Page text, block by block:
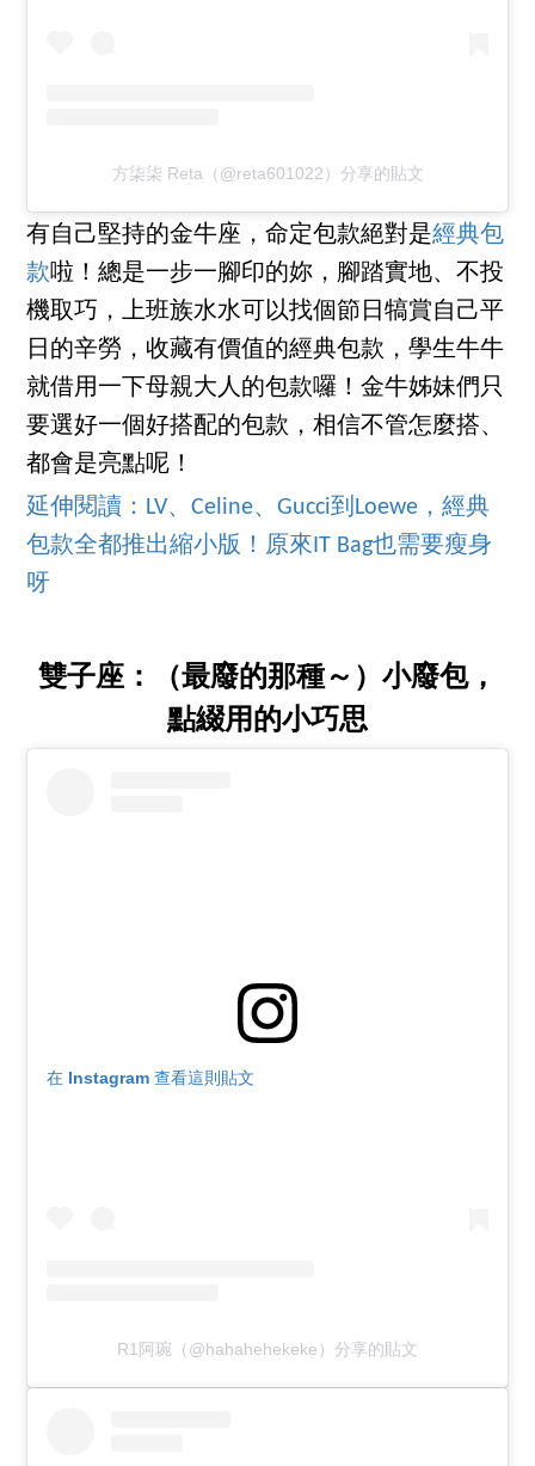
方柒柒 Reta（@reta601022）分享的貼文
有自己堅持的金牛座，命定包款絕對是經典包
款啦！總是一步一腳印的妳，腳踏實地、不投
機取巧，上班族水水可以找個節日犒賞自己平
日的辛勞，收藏有價值的經典包款，學生牛牛
就借用一下母親大人的包款囉！金牛姊妹們只
要選好一個好搭配的包款，相信不管怎麼搭、
都會是亮點呢！
延伸閱讀：LV、Celine、Gucci到Loewe，經典
包款全都推出縮小版！原來IT Bag也需要瘦身
呀
雙子座：（最廢的那種～）小廢包，
點綴用的小巧思
在 Instagram 查看這則貼文
R1阿琬（@hahahehekeke）分享的貼文